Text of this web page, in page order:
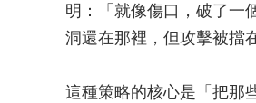
明：「就像傷口，破了一
洞還在那裡，但攻擊被擋
這種策略的核心是「把那